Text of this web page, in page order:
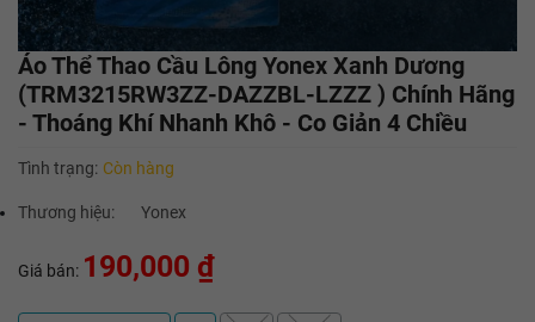
Áo Thể Thao Cầu Lông Yonex Xanh Dương
(TRM3215RW3ZZ-DAZZBL-LZZZ ) Chính Hãng
- Thoáng Khí Nhanh Khô - Co Giản 4 Chiều
Tình trạng: Còn hàng
Thương hiệu: Yonex
Giá bán: 190,000 ₫